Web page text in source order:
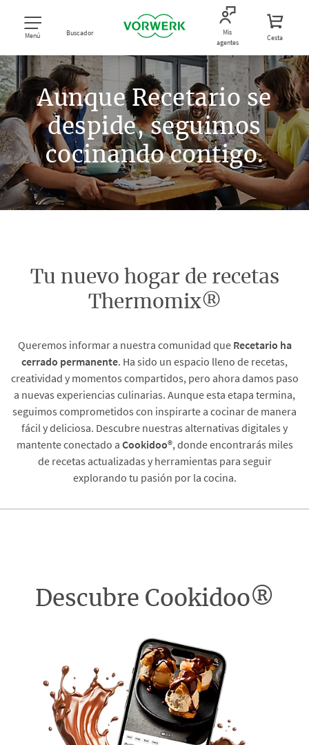
Menú Buscador
Mis
agentes
Cesta
Aunque Recetario se
despide, seguimos
cocinando contigo.
Tu nuevo hogar de recetas
Thermomix®
Queremos informar a nuestra comunidad que Recetario ha
cerrado permanente. Ha sido un espacio lleno de recetas,
creatividad y momentos compartidos, pero ahora damos paso
a nuevas experiencias culinarias. Aunque esta etapa termina,
seguimos comprometidos con inspirarte a cocinar de manera
fácil y deliciosa. Descubre nuestras alternativas digitales y
mantente conectado a Cookidoo®, donde encontrarás miles
de recetas actualizadas y herramientas para seguir
explorando tu pasión por la cocina.
Descubre Cookidoo®